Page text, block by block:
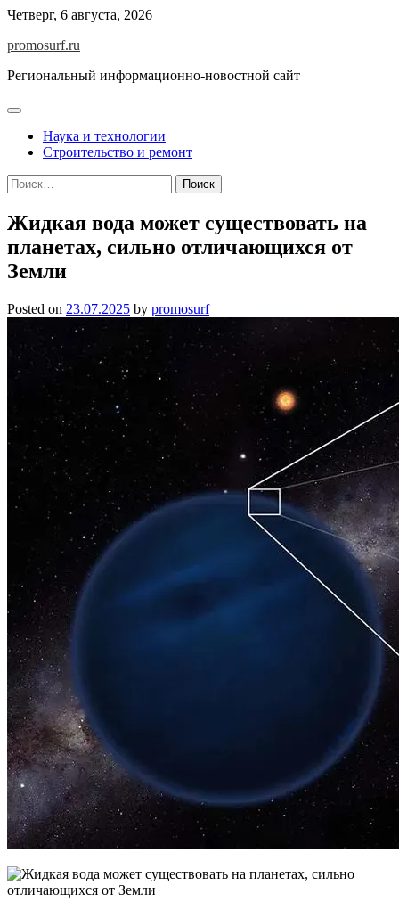
Skip
content
Четверг, 6 августа, 2026
promosurf.ru
Региональный информационно-новостной сайт
Наука и технологии
Строительство и ремонт
Найти:
Жидкая вода может существовать на
планетах, сильно отличающихся от
Земли
Posted on 23.07.2025 by promosurf